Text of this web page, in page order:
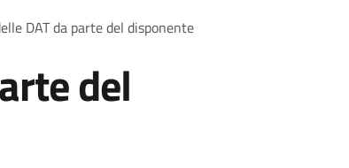
DAT da parte del disponente
del